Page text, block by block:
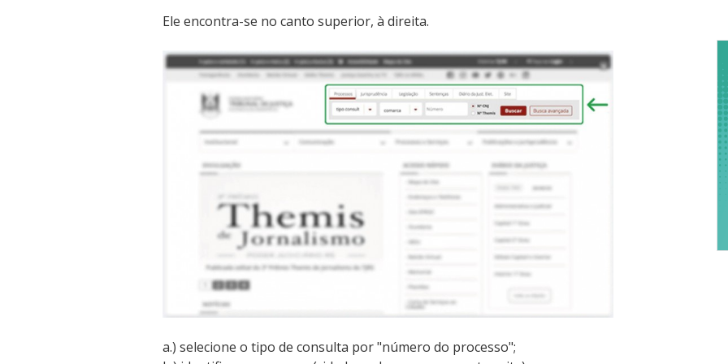
Ele encontra-se no canto superior, à direita.
a.) selecione o tipo de consulta por "número do processo";